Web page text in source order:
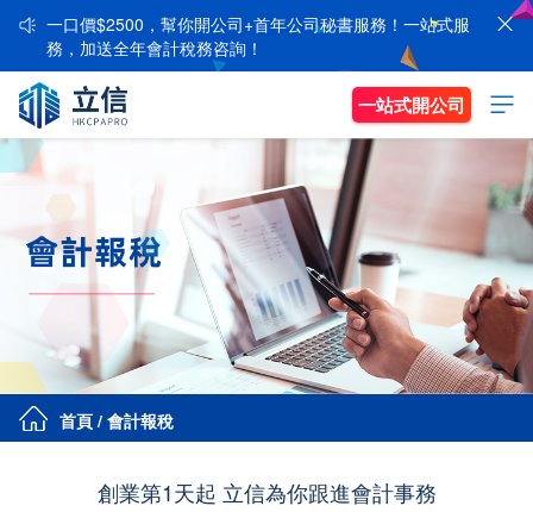
一口價$2500，幫你開公司+首年公司秘書服務！一站式服
務，加送全年會計稅務咨詢！
一站式開公司
首頁 /會計報稅
創業第1天起 立信為你跟進會計事務